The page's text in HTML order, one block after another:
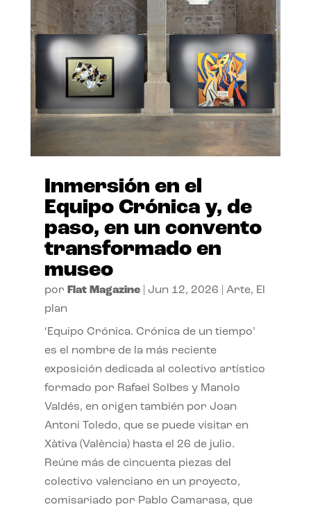
Inmersión en el
Equipo Crónica y, de
paso, en un convento
transformado en
museo
por Flat Magazine| Jun 12, 2026 Arte, El
plan
‘Equipo Crónica. Crónica de un tiempo’
es el nombre de la más reciente
exposición dedicada al colectivo artístico
formado por Rafael Solbes y Manolo
Valdés, en origen también por Joan
Antoni Toledo, que se puede visitar en
Xàtiva (València) hasta el 26 de julio.
Reúne más de cincuenta piezas del
colectivo valenciano en un proyecto,
comisariado por Pablo Camarasa, que